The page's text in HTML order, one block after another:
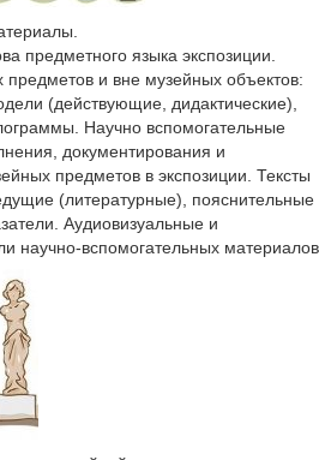
предметного языка экспозиции.
и вне музейных объектов:
(действующие, дидактические),
Научно вспомогательные
документирования и
предметов в экспозиции. Тексты
(литературные), пояснительные
Аудиовизуальные и
научно-вспомогательных материалов